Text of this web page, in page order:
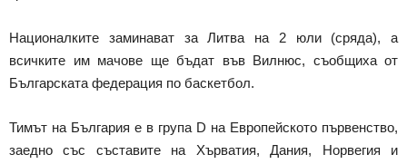
Националките заминават за Литва на 2 юли (сряда), а
всичките им мачове ще бъдат във Вилнюс, съобщиха от
Българската федерация по баскетбол.
Тимът на България е в група D на Европейското първенство,
заедно със съставите на Хърватия, Дания, Норвегия и